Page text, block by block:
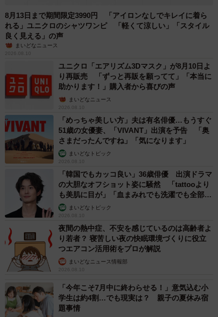
8月13日まで期間限定3990円 「アイロンなしでキレイに着ら
れる」ユニクロのシャツワンピ 「軽くて涼しい」「スタイル
良く見える」の声
まいどなニュース
2026.08.10
ユニクロ「エアリズム3Dマスク」が8月10日よ
り再販売 「ずっと再販を願ってて」「本当に
助かります！」購入者から喜びの声
まいどなニュース
2026.08.10
「めっちゃ美しい方」夫は有名俳優…もうすぐ
51歳の女優妻、「VIVANT」出演を予告 「奥
さまだったんですね」「気になります」
まいどなトピック
2026.08.10
「韓国でもカッコ良い」36歳俳優 出演ドラマ
の大胆なオフショット姿に騒然 「tattooより
も美肌に目が」「血まみれでも洗濯でも全部か
っこいい」
まいどなトピック
2026.08.10
夜間の熱中症、不安を感じているのは高齢者よ
り若者？ 寝苦しい夜の快眠環境づくりに役立
つエアコン活用術をプロが解説
まいどなニュース情報部
2026.08.10
「今年こそ7月中に終わらせる！」意気込む小
学生は約4割…でも現実は？ 親子の夏休み宿
題事情